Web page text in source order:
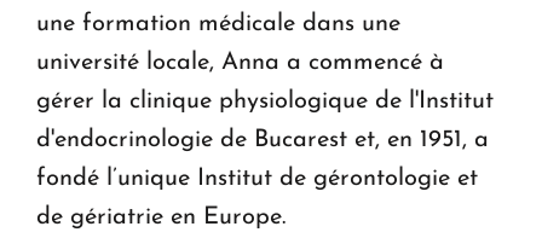
une formation médicale dans une
université locale, Anna a commencé à
gérer la clinique physiologique de l'Institut
d'endocrinologie de Bucarest et, en 1951, a
fondé l’unique Institut de gérontologie et
de gériatrie en Europe.